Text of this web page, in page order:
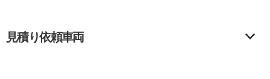
見積り依頼車両